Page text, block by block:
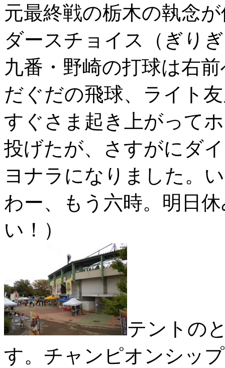
元最終戦の栃木の執念
ダースチョイス（ぎり
九番・野崎の打球は右
だぐだの飛球、ライト
すぐさま起き上がって
投げたが、さすがにダ
ヨナラになりました。
わー、もう六時。明日
い！）
テントの
す。チャンピオンシッ